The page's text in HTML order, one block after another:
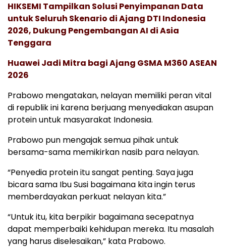
HIKSEMI Tampilkan Solusi Penyimpanan Data
untuk Seluruh Skenario di Ajang DTI Indonesia
2026, Dukung Pengembangan AI di Asia
Tenggara
Huawei Jadi Mitra bagi Ajang GSMA M360 ASEAN
2026
Prabowo mengatakan, nelayan memiliki peran vital
di republik ini karena berjuang menyediakan asupan
protein untuk masyarakat Indonesia.
Prabowo pun mengajak semua pihak untuk
bersama-sama memikirkan nasib para nelayan.
“Penyedia protein itu sangat penting. Saya juga
bicara sama Ibu Susi bagaimana kita ingin terus
memberdayakan perkuat nelayan kita.”
“Untuk itu, kita berpikir bagaimana secepatnya
dapat memperbaiki kehidupan mereka. Itu masalah
yang harus diselesaikan,” kata Prabowo.